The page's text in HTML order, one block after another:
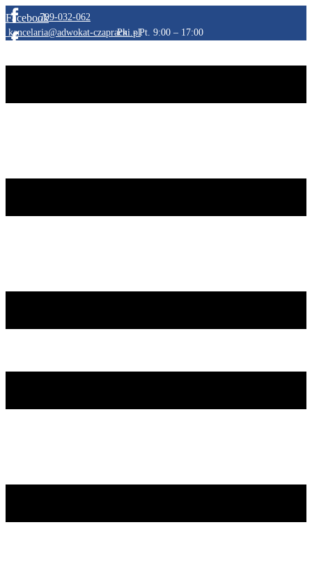
Facebook​799-032-062
​kancelaria@adwokat-czapracki.pl​Pn. - Pt. 9:00 – 17:00